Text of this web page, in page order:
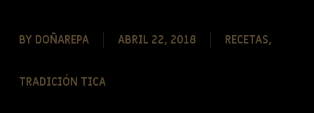
BY DOÑAREPA ABRIL 22, 2018 RECETAS,
TRADICIÓN TICA